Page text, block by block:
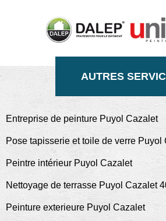
AUTRES
Entreprise de peinture Puyol Cazalet
Pose tapisserie et toile de verre Puyol
Peintre intérieur Puyol Cazalet
Nettoyage de terrasse Puyol Cazalet
Peinture exterieure Puyol Cazalet